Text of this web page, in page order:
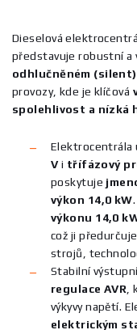
Dieselová
představuje robustní a
odhlučněném
provozy, kde je klíčová
spolehlivost a nízká
Elektrocentrála
Vi třífázový
poskytuje
výkon 14,0 kW
výkonu 14,0
což ji
strojů,
Stabilní
regulace AVR
výkyvy napětí.
elektrickým